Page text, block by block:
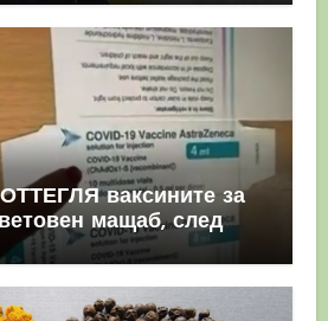
ваксините за
мащаб, след
те причиняват